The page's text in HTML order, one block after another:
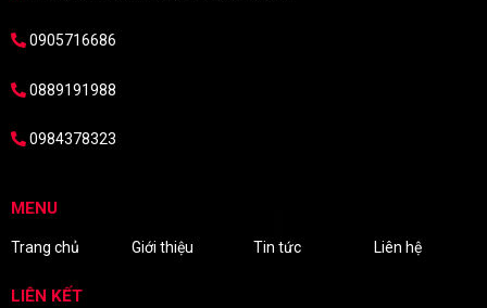
0905716686
0889191988
0984378323
MENU
Trang chủ Giới thiệu Tin tức Liên hệ
LIÊN KẾT